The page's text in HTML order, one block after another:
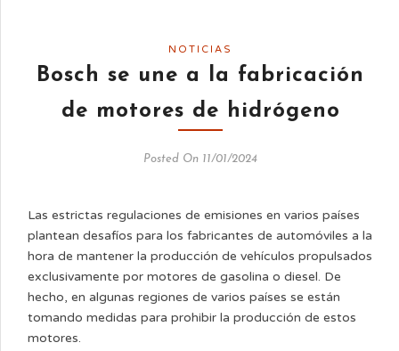
NOTICIAS
Bosch se une a la fabricación
de motores de hidrógeno
Posted On 11/01/2024
Las estrictas regulaciones de emisiones en varios países
plantean desafíos para los fabricantes de automóviles a la
hora de mantener la producción de vehículos propulsados
exclusivamente por motores de gasolina o diesel. De
hecho, en algunas regiones de varios países se están
tomando medidas para prohibir la producción de estos
motores.